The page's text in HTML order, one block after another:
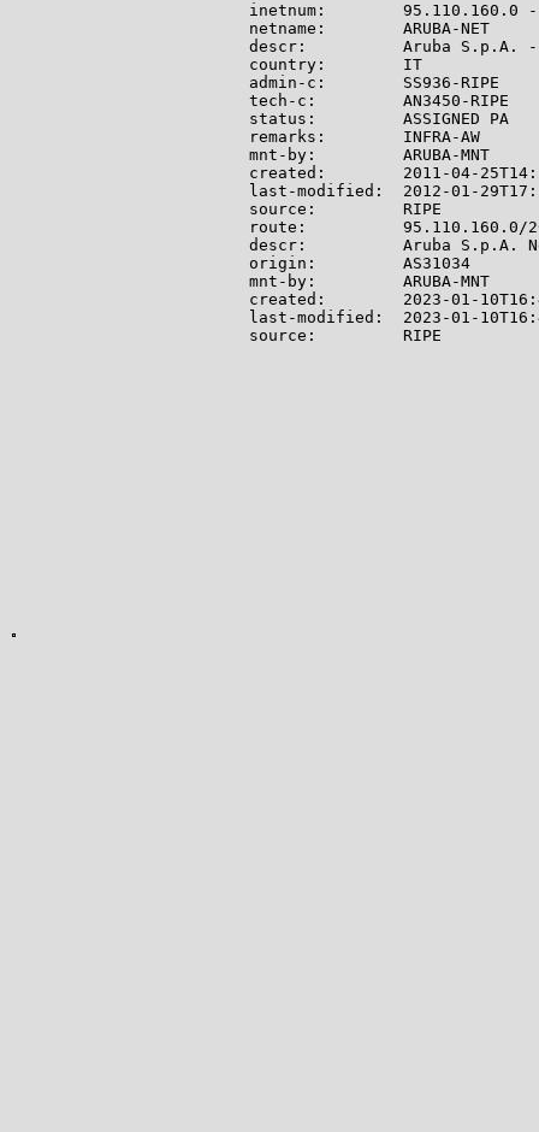
inetnum:        95.110.160.0 -
netname:        ARUBA-NET
descr:          Aruba S.p.A. -
country:        IT
admin-c:        SS936-RIPE
tech-c:         AN3450-RIPE
status:         ASSIGNED PA
remarks:        INFRA-AW
mnt-by:         ARUBA-MNT
created:        2011-04-
last-modified:  2012-01-
source:         RIPE
route:          95.110.160.0/
descr:          Aruba S.p.A.
origin:         AS31034
mnt-by:         ARUBA-MNT
created:        2023-01-
last-modified:  2023-01-
source:         RIPE